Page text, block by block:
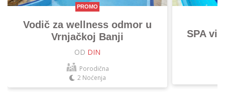
PROMO
Vodič za wellness odmor u
Vrnjačkoj Banji
OD DIN
Porodična
2 Noćenja
SPA